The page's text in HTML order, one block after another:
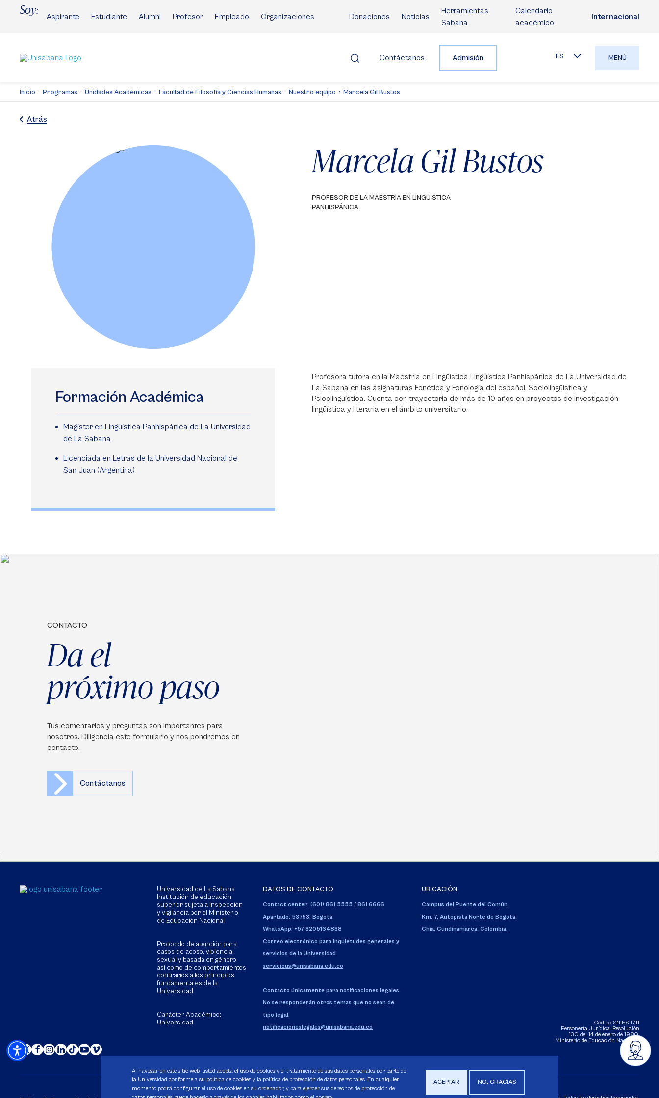
Soy:
Aspirante Estudiante Alumni Profesor Empleado Organizaciones Donaciones Noticias
Herramientas
Sabana
Calendario
académico
Internacional
Contáctanos Admisión ES MENÚ
Inicio Programas Unidades Académicas Facultad de Filosofía y Ciencias Humanas Nuestro equipo Marcela Gil Bustos
Atrás
Marcela Gil Bustos
PROFESOR DE LA MAESTRÍA EN LINGÜÍSTICA
PANHISPÁNICA
Formación Académica
Magíster en Lingüística Panhispánica de La Universidad
de La Sabana
Licenciada en Letras de la Universidad Nacional de
San Juan (Argentina)
Profesora tutora en la Maestría en Lingüística Lingüística Panhispánica de La Universidad de
La Sabana en las asignaturas Fonética y Fonología del español, Sociolingüística y
Psicolingüística. Cuenta con trayectoria de más de 10 años en proyectos de investigación
lingüística y literaria en el ámbito universitario.
CONTACTO
Da el
próximo paso
Tus comentarios y preguntas son importantes para
nosotros. Diligencia este formulario y nos pondremos en
contacto.
Contáctanos
Universidad de La Sabana
Institución de educación
superior sujeta a inspección
y vigilancia por el Ministerio
de Educación Nacional
Protocolo de atención para
casos de acoso, violencia
sexual y basada en género,
así como de comportamientos
contrarios a los principios
fundamentales de la
Universidad
Carácter Académico:
Universidad
DATOS DE CONTACTO
Contact center: (601) 861 5555 / 861 6666
Apartado: 53753, Bogotá.
WhatsApp: +57 3205164838
Correo electrónico para inquietudes generales y
servicios de la Universidad
servicious@unisabana.edu.co
Contacto únicamente para notificaciones legales.
No se responderán otros temas que no sean de
tipo legal.
notificacioneslegales@unisabana.edu.co
UBICACIÓN
Campus del Puente del Común,
Km. 7, Autopista Norte de Bogotá.
Chía, Cundinamarca, Colombia.
Código SNIES 1711
Personería Jurídica: Resolución
130 del 14 de enero de 1980.
Ministerio de Educación Nacional.
Al navegar en este sitio web, usted acepta el uso de cookies y el tratamiento de sus datos personales por parte de
la Universidad conforme a su política de cookies y la política de protección de datos personales. En cualquier
momento podrá configurar el uso de cookies en su ordenador, y para ejercer sus derechos de protección de
ACEPTAR NO, GRACIAS